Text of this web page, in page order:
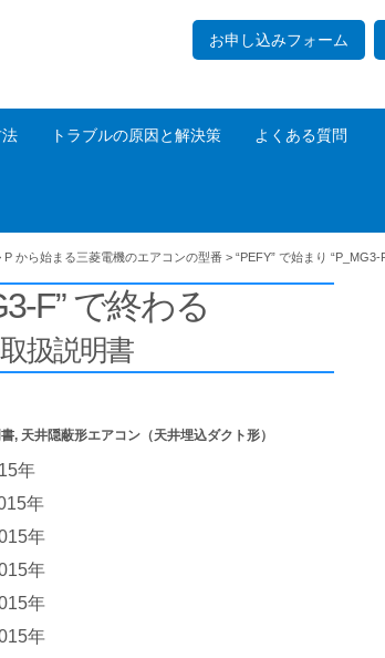
お申し込みフォーム
トラブルの原因と解決策 よくある質問
P から始まる三菱電機のエアコンの型番 > “PEFY” で始まり “P_MG3-
F” で終わる
扱説明書
, 天井隠蔽形エアコン（天井埋込ダクト形）
年
年
年
年
年
年